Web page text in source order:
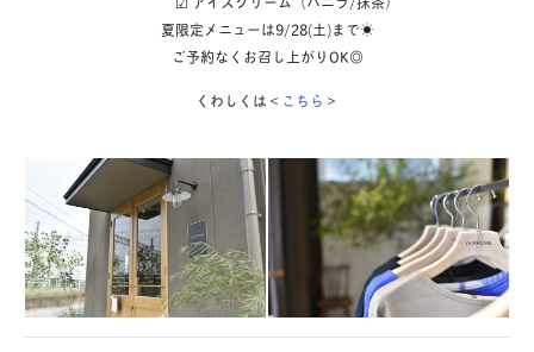
夏限定メニューは9/28(土)まで☀️
ご予約なくお召し上がりOK◎
くわしくは＜ こちら ＞